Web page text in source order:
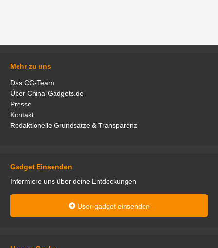
Mehr zu uns
Das CG-Team
Über China-Gadgets.de
Presse
Kontakt
Redaktionelle Grundsätze & Transparenz
Gadget Einsenden
Informiere uns über deine Entdeckungen
User-gadget einsenden